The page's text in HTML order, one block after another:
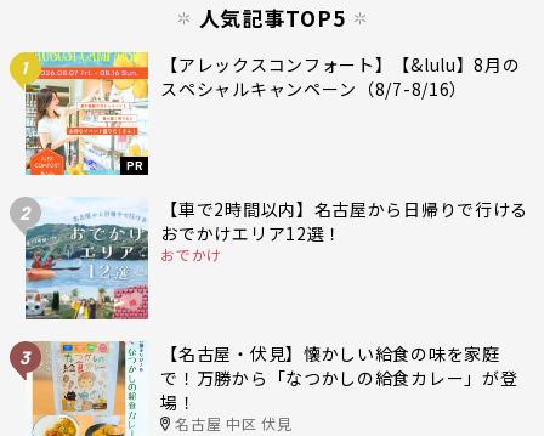
人気記事TOP5
1
PR
【アレックスコンフォート】【&lulu】8月の
スペシャルキャンペーン（8/7-8/16）
2
【車で2時間以内】名古屋から日帰りで行ける
おでかけエリア12選！
おでかけ
3
【名古屋・伏見】懐かしい給食の味を家庭
で！万勝から「なつかしの給食カレー」が登
場！
名古屋 中区 伏見